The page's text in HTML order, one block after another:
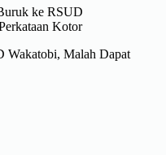
Wakatobi, Malah Dapat